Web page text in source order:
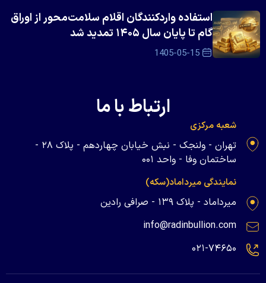
استفاده واردکنندگان اقلام سلامت‌محور از اوراق
گام تا پایان سال ۱۴۰۵ تمدید شد
1405-05-15
ارتباط با ما
شعبه مرکزی
تهران - ولنجک - نبش خیابان چهاردهم - پلاک ۲۸ -
ساختمان وفا - واحد ۰۰۱
نمایندگی میرداماد(سکه)
میرداماد - پلاک ۱۳۹ - صرافی رادین
info@radinbullion.com
۰۲۱-۷۴۶۵۰